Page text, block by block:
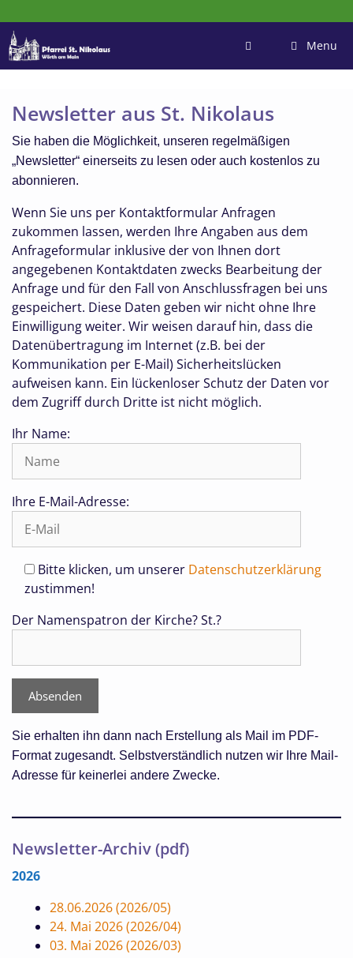
Inhalt
springen
Menu
Newsletter aus St. Nikolaus
Sie haben die Möglichkeit, unseren regelmäßigen
„Newsletter“ einerseits zu lesen oder auch kostenlos zu
abonnieren.
Wenn Sie uns per Kontaktformular Anfragen
zukommen lassen, werden Ihre Angaben aus dem
Anfrageformular inklusive der von Ihnen dort
angegebenen Kontaktdaten zwecks Bearbeitung der
Anfrage und für den Fall von Anschlussfragen bei uns
gespeichert. Diese Daten geben wir nicht ohne Ihre
Einwilligung weiter. Wir weisen darauf hin, dass die
Datenübertragung im Internet (z.B. bei der
Kommunikation per E-Mail) Sicherheitslücken
aufweisen kann. Ein lückenloser Schutz der Daten vor
dem Zugriff durch Dritte ist nicht möglich.
Ihr Name:
Ihre E-Mail-Adresse:
Bitte klicken, um unserer Datenschutzerklärung
zustimmen!
Der Namenspatron der Kirche? St.?
Sie erhalten ihn dann nach Erstellung als Mail im PDF-
Format zugesandt. Selbstverständlich nutzen wir Ihre Mail-
Adresse für keinerlei andere Zwecke.
Newsletter-Archiv (pdf)
2026
28.06.2026 (2026/05)
24. Mai 2026 (2026/04)
03. Mai 2026 (2026/03)